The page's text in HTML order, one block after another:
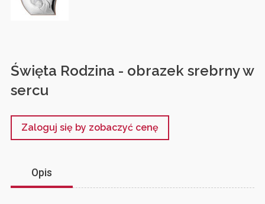
Święta Rodzina - obrazek srebrny w
sercu
Zaloguj się by zobaczyć cenę
Opis